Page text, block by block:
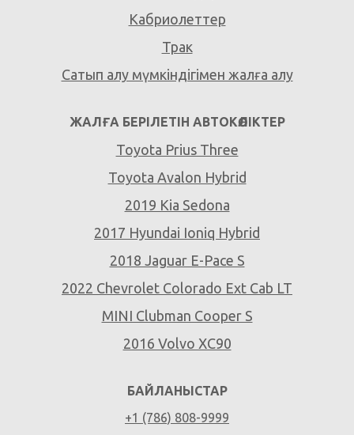
Кабриолеттер
Трак
Сатып алу мүмкіндігімен жалға алу
ЖАЛҒА БЕРІЛЕТІН АВТОКӨЛІКТЕР
Toyota Prius Three
Toyota Avalon Hybrid
2019 Kia Sedona
2017 Hyundai Ioniq Hybrid
2018 Jaguar E-Pace S
2022 Chevrolet Colorado Ext Cab LT
MINI Clubman Cooper S
2016 Volvo XC90
БАЙЛАНЫСТАР
+1 (786) 808-9999